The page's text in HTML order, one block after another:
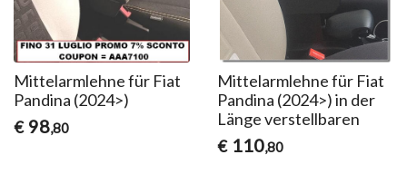
Mittelarmlehne für Fiat
Pandina (2024>)
€ 98,80
Mittelarmlehne für Fiat
Pandina (2024>) in der
Länge verstellbaren
€ 110,80